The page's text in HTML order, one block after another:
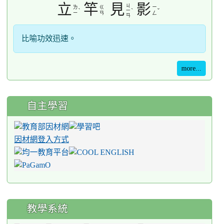
立 ㄌ
ㄧ ˋ 竿 ㄍ
ㄢ
見 ㄐ
ㄧ
ㄢ
ˋ 影 ㄧ
ㄥ ˇ
比喻功效迅速。
more...
自主學習
因材網登入方式
教學系統